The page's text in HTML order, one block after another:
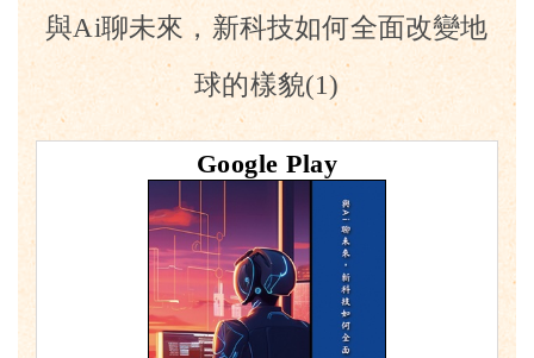
與Ai聊未來，新科技如何全面改變地
球的樣貌(1)
Google Play